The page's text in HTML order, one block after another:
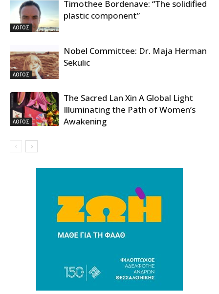
ΛΟΓΟΣ
Timothee Bordenave: “The solidified
plastic component”
ΛΟΓΟΣ
Nobel Committee: Dr. Maja Herman
Sekulic
ΛΟΓΟΣ
The Sacred Lan Xin A Global Light
Illuminating the Path of Women’s
Awakening